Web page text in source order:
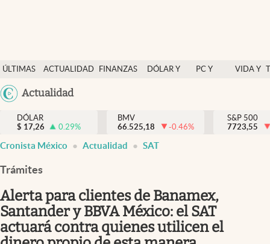
ÚLTIMAS
NOTICIAS
ACTUALIDAD
FINANZAS
DÓLAR Y
PC Y
VIDA Y
México
Actualidad
Actualidad
Finanzas y economía
Dólar y mercados
Pc y celular
Vida y estilo
DÓLAR
$ 17,26 0.29%
BMV
66.525,18
-0.46%
S&P 500
7723,55
Cronista México Actualidad SAT
Trámites
Alerta para clientes de Banamex,
Santander y BBVA México: el SAT
actuará contra quienes utilicen el